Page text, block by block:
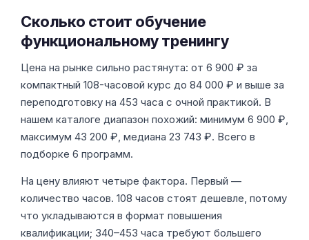
Сколько стоит обучение
функциональному тренингу
Цена на рынке сильно растянута: от 6 900 ₽ за
компактный 108-часовой курс до 84 000 ₽ и выше за
переподготовку на 453 часа с очной практикой. В
нашем каталоге диапазон похожий: минимум 6 900 ₽,
максимум 43 200 ₽, медиана 23 743 ₽. Всего в
подборке 6 программ.
На цену влияют четыре фактора. Первый —
количество часов. 108 часов стоят дешевле, потому
что укладываются в формат повышения
квалификации; 340–453 часа требуют большего